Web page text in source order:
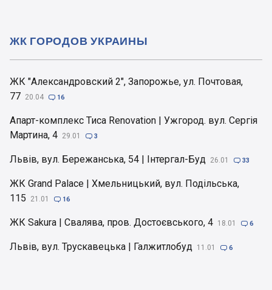
ЖК "Александровский 2", Запорожье, ул. Почтовая,
77 20.04  16
Апарт-комплекс Тиса Renovation | Ужгород. вул. Сергія
Мартина, 4 29.01  3
Львів, вул. Бережанська, 54 | Інтергал-Буд 26.01  33
ЖК Grand Palace | Хмельницький, вул. Подільська,
115
21.01  16
ЖК Sakura | Свалява, пров. Достоєвського, 4 18.01  6
Львів, вул. Трускавецька | Галжитлобуд 11.01  6
ЖК ГОРОДОВ УКРАИНЫ